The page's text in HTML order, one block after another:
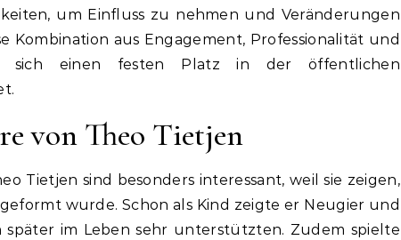
um Einfluss zu nehmen und Veränderungen
Kombination aus Engagement, Professionalität und
sich einen festen Platz in der öffentlichen
von Theo Tietjen
Tietjen sind besonders interessant, weil sie zeigen,
wurde. Schon als Kind zeigte er Neugier und
später im Leben sehr unterstützten. Zudem spielte